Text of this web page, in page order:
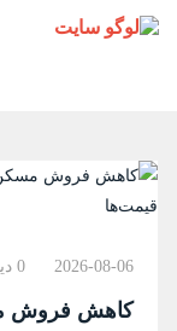
2026-08-06 0 دیدگـاه
کاهش فروش